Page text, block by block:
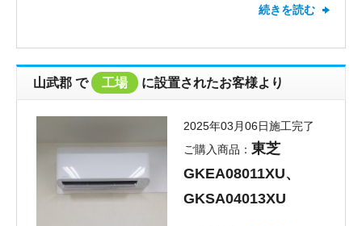
お取り付けさせて頂きました。全ての
り嬉しく思います。弊社ではエアコン
工事のベテラン社員が現地調査にお伺
いさせて頂きますので、お客様のご希
望に沿う形で最大限のご提案を出来る
ことが強みの一つでございます。その
点が決め手になったとのお言葉とても
嬉しく思います。新しくお取り付けし
続きを読む
山武郡 で 工場 に設置されたお客様より
2025年03月06日施工完了
ご購入商品： 東芝
GKEA08011XU、
GKSA04013XU